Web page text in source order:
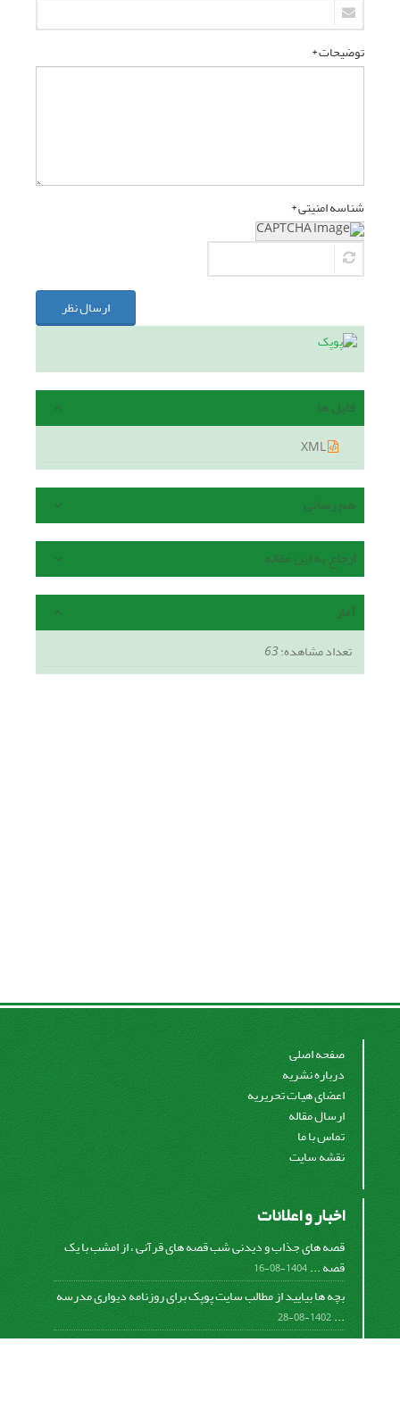
توضیحات *
شناسه امنیتی *
ارسال نظر
فایل ها
هم رسانی
ارجاع به این مقاله
آمار
تعداد مشاهده:63
صفحه اصلی
درباره نشریه
اعضای هیات تحریریه
ارسال مقاله
تماس با ما
نقشه سایت
اخبار و اعلانات
قصه های جذاب و دیدنی شب قصه های قرآنی ، از امشب با یک
قصه ...1404-08-16
بچه ها بیایید از مطالب سایت پوپک برای روزنامه دیواری مدرسه
...
1402-08-28